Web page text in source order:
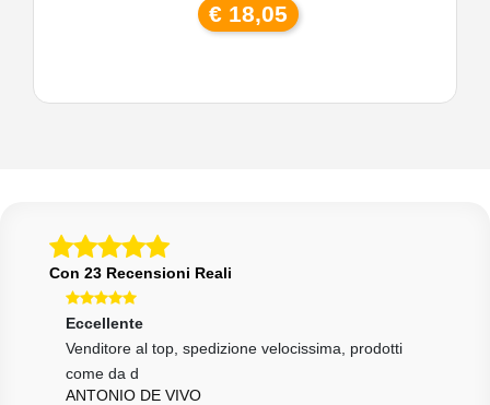
€ 18,05
Con 23 Recensioni Reali
Eccellente
Venditore al top, spedizione velocissima, prodotti
come da d
ANTONIO DE VIVO
Eccellente
Persona molto seria e affidabile. Oggetto come e
discreto,
KAMAL DOURIK